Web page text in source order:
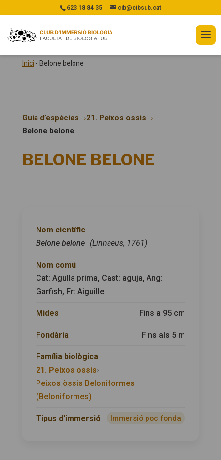
623 18 84 35 cib@cibsub.cat
Inici - Belone belone
Guia d’espècies
21. Peixos ossis
Belone belone
BELONE BELONE
Nom científic
Belone belone (Linnaeus, 1761)
Nom comú
Cat: Agulla prima, Cast: aguja, Ang:
Garfish, Fr: Aiguille
Mides Fins a 95 cm
Fondària Fins als 5 m
Família biològica
21. Peixos ossis›
Peixos òssis Beloniformes
(Beloniformes)
Tipus d'immersió Immersió poc fonda